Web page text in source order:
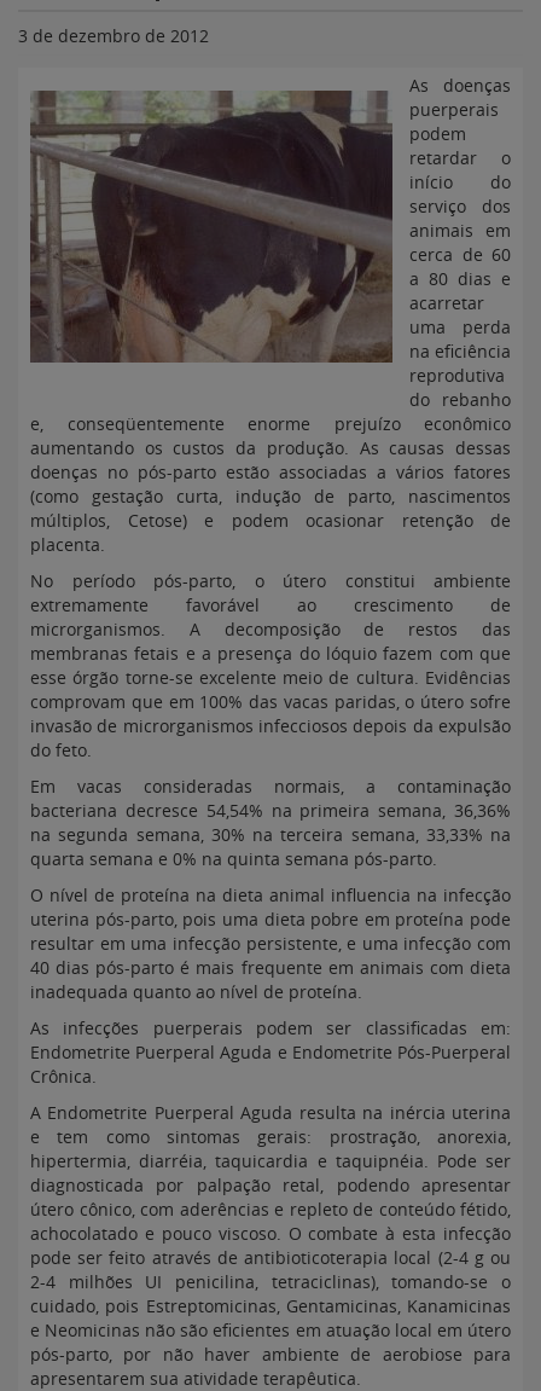
3 de dezembro de 2012
As doenças
puerperais
podem
retardar o
início do
serviço dos
animais em
cerca de 60
a 80 dias e
acarretar
uma perda
na eficiência
reprodutiva
do rebanho
e, conseqüentemente enorme prejuízo econômico
aumentando os custos da produção. As causas dessas
doenças no pós-parto estão associadas a vários fatores
(como gestação curta, indução de parto, nascimentos
múltiplos, Cetose) e podem ocasionar retenção de
placenta.
No período pós-parto, o útero constitui ambiente
extremamente favorável ao crescimento de
microrganismos. A decomposição de restos das
membranas fetais e a presença do lóquio fazem com que
esse órgão torne-se excelente meio de cultura. Evidências
comprovam que em 100% das vacas paridas, o útero sofre
invasão de microrganismos infecciosos depois da expulsão
do feto.
Em vacas consideradas normais, a contaminação
bacteriana decresce 54,54% na primeira semana, 36,36%
na segunda semana, 30% na terceira semana, 33,33% na
quarta semana e 0% na quinta semana pós-parto.
O nível de proteína na dieta animal influencia na infecção
uterina pós-parto, pois uma dieta pobre em proteína pode
resultar em uma infecção persistente, e uma infecção com
40 dias pós-parto é mais frequente em animais com dieta
inadequada quanto ao nível de proteína.
As infecções puerperais podem ser classificadas em:
Endometrite Puerperal Aguda e Endometrite Pós-Puerperal
Crônica.
A Endometrite Puerperal Aguda resulta na inércia uterina
e tem como sintomas gerais: prostração, anorexia,
hipertermia, diarréia, taquicardia e taquipnéia. Pode ser
diagnosticada por palpação retal, podendo apresentar
útero cônico, com aderências e repleto de conteúdo fétido,
achocolatado e pouco viscoso. O combate à esta infecção
pode ser feito através de antibioticoterapia local (2-4 g ou
2-4 milhões UI penicilina, tetraciclinas), tomando-se o
cuidado, pois Estreptomicinas, Gentamicinas, Kanamicinas
e Neomicinas não são eficientes em atuação local em útero
pós-parto, por não haver ambiente de aerobiose para
apresentarem sua atividade terapêutica.